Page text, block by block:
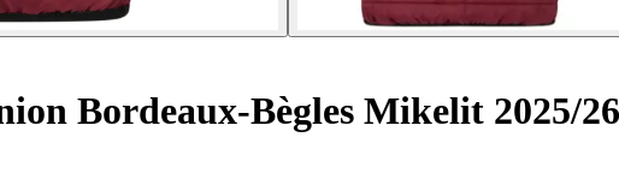
Bordeaux-Bègles Mikelit 2025/26